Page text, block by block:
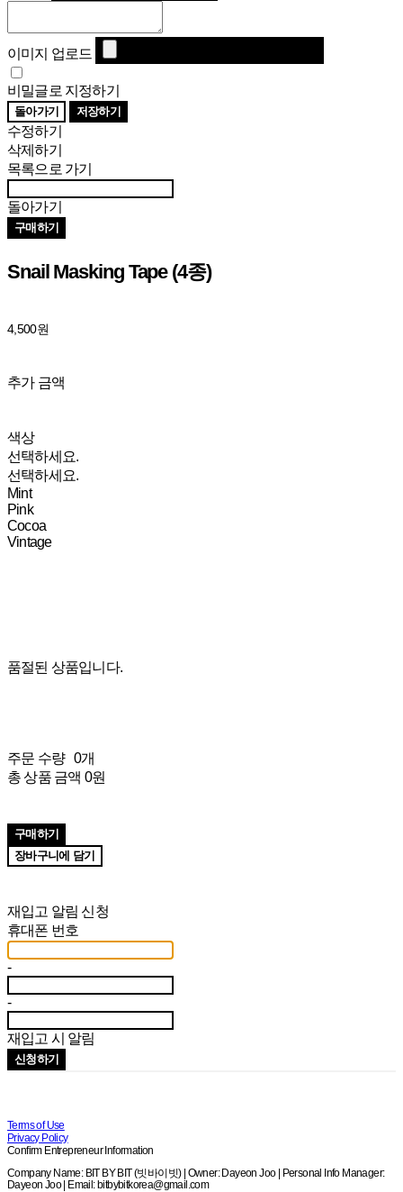
이미지 업로드
비밀글로 지정하기
돌아가기 저장하기
수정하기
삭제하기
목록으로 가기
돌아가기
구매하기
Snail Masking Tape (4종)
4,500원
추가 금액
색상
선택하세요.
선택하세요.
Mint
Pink
Cocoa
Vintage
품절된 상품입니다.
주문 수량 0개
총 상품 금액 0원
구매하기
장바구니에 담기
재입고 알림 신청
휴대폰 번호
-
-
재입고 시 알림
신청하기
Terms of Use
Privacy Policy
Confirm Entrepreneur Information
Company Name: BIT BY BIT (빗바이빗) | Owner: Dayeon Joo | Personal Info Manager:
Dayeon Joo | Email: bitbybitkorea@gmail.com